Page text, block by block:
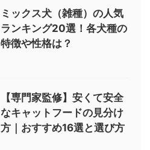
ミックス犬（雑種）の人気
ランキング20選！各犬種の
特徴や性格は？
【専門家監修】安くて安全
なキャットフードの見分け
方｜おすすめ16選と選び方